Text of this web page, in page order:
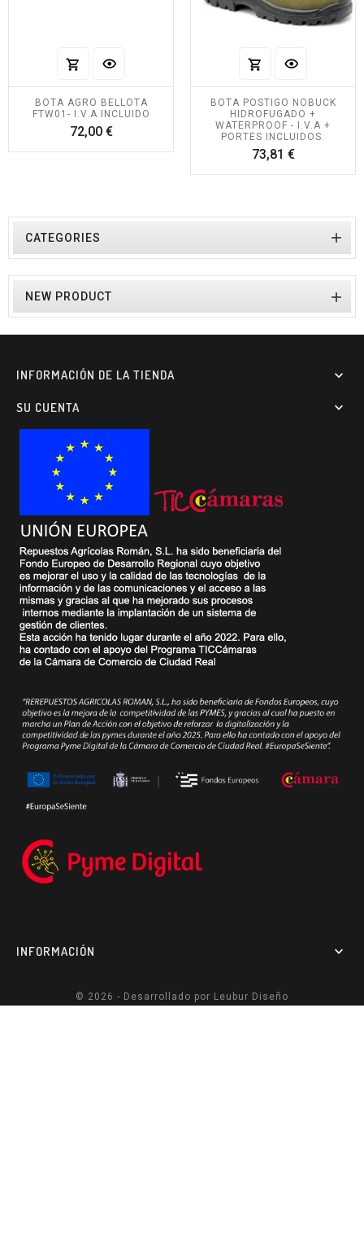
BOTA AGRO BELLOTA
FTW01- I.V.A INCLUIDO
72,00 €Precio
BOTA POSTIGO NOBUCK
HIDROFUGADO +
WATERPROOF - I.V.A +
PORTES INCLUIDOS.
73,81 €Precio
CATEGORIES 
NEW PRODUCT 
INFORMACIÓN DE LA TIENDA 
SU CUENTA 
INFORMACIÓN 
© 2026 - Desarrollado por Leubur Diseño